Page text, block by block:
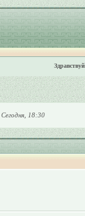
Сегодня, 18:30